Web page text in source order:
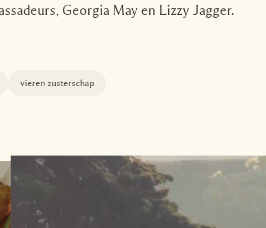
Georgia May en Lizzy Jagger.
vieren zusterschap